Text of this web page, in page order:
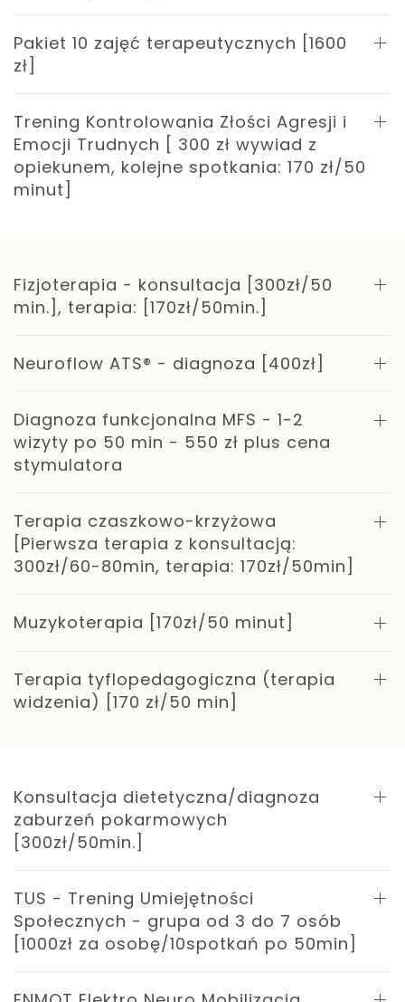
Pakiet 10 zajęć terapeutycznych [1600
zł]
Trening Kontrolowania Złości Agresji i
Emocji Trudnych [ 300 zł wywiad z
opiekunem, kolejne spotkania: 170 zł/50
minut]
Fizjoterapia - konsultacja [300zł/50
min.], terapia: [170zł/50min.]
Neuroflow ATS® - diagnoza [400zł]
Diagnoza funkcjonalna MFS - 1-2
wizyty po 50 min - 550 zł plus cena
stymulatora
Terapia czaszkowo-krzyżowa
[Pierwsza terapia z konsultacją:
300zł/60-80min, terapia: 170zł/50min]
Muzykoterapia [170zł/50 minut]
Terapia tyflopedagogiczna (terapia
widzenia) [170 zł/50 min]
Konsultacja dietetyczna/diagnoza
zaburzeń pokarmowych
[300zł/50min.]
TUS - Trening Umiejętności
Społecznych - grupa od 3 do 7 osób
[1000zł za osobę/10spotkań po 50min]